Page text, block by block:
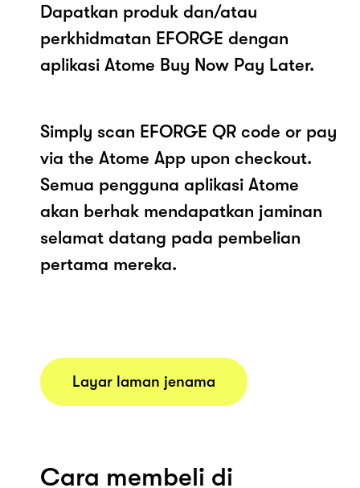
Dapatkan produk dan/atau
perkhidmatan EFORGE dengan
aplikasi Atome Buy Now Pay Later.
Simply scan EFORGE QR code or pay
via the Atome App upon checkout.
Semua pengguna aplikasi Atome
akan berhak mendapatkan jaminan
selamat datang pada pembelian
pertama mereka.
Layar laman jenama
Cara membeli di